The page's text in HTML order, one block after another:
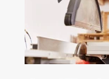
Wir haben für
ein offenes
nicht auch mit
oder